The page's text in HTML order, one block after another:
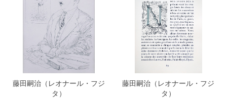
藤田嗣治（レオナール・フジ
タ）
藤田嗣治（レオナール・フジ
タ）